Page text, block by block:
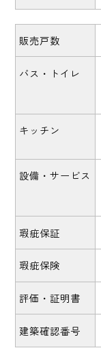
販売戸数
バス・トイレ
キッチン
設備・サービス
瑕疵保証
瑕疵保険
評価・証明書
建築確認番号